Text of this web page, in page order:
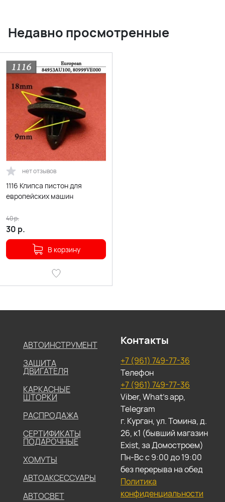
Недавно просмотренные
нет отзывов
1116 Клипса пистон для
европейских машин
30 р.
40р.
В корзину
АВТОИНСТРУМЕНТ
ЗАЩИТА
ДВИГАТЕЛЯ
КАРКАСНЫЕ
ШТОРКИ
РАСПРОДАЖА
СЕРТИФИКАТЫ
ПОДАРОЧНЫЕ
ХОМУТЫ
АВТОАКСЕССУАРЫ
АВТОСВЕТ
Контакты
+7 (961) 749-77-36
Телефон
+7 (961) 749-77-36
Viber, What's app,
Telegram
г. Курган, ул. Томина, д.
26, к1 (бывший магазин
Exist, за Домостроем)
Пн-Вс с 9:00 до 19:00
без перерыва на обед
Политика
конфиденциальности